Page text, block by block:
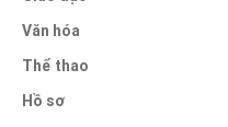
Văn hóa
Thể thao
Hồ sơ